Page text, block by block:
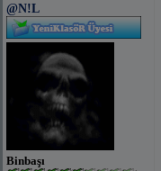
@N!L
Binbaşı